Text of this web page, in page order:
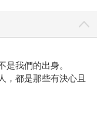
我們的出身。
，都是那些有決心且